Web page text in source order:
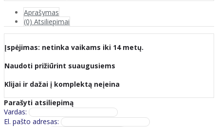
Aprašymas
(0) Atsiliepimai
Įspėjimas: netinka vaikams iki 14 metų.
Naudoti prižiūrint suaugusiems
Klijai ir dažai į komplektą neįeina
Parašyti atsiliepimą
Vardas:
El. pašto adresas: